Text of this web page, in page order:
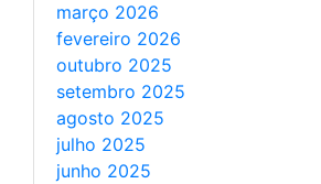
março 2026
fevereiro 2026
outubro 2025
setembro 2025
agosto 2025
julho 2025
junho 2025